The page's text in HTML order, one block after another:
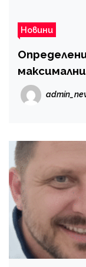
Новини
2026 година